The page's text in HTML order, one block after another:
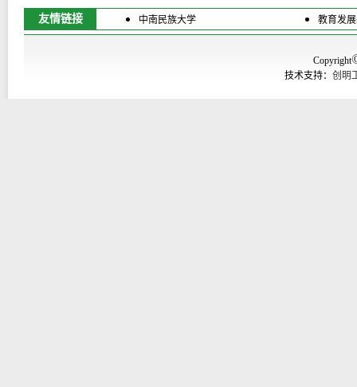
友情链接 中南民族大学 教育发
Copyright
技术支持：创明